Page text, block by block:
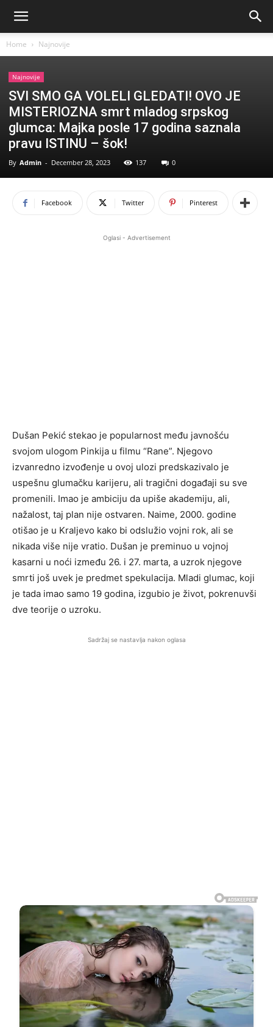
Home Najnovije
Najnovije
SVI SMO GA VOLELI GLEDATI! OVO JE
MISTERIOZNA smrt mladog srpskog
glumca: Majka posle 17 godina saznala
pravu ISTINU – šok!
By Admin - December 28, 2023 137 0
Facebook Twitter Pinterest
Oglasi - Advertisement
Dušan Pekić stekao je popularnost među javnošću
svojom ulogom Pinkija u filmu “Rane”. Njegovo
izvanredno izvođenje u ovoj ulozi predskazivalo je
uspešnu glumačku karijeru, ali tragični događaji su sve
promenili. Imao je ambiciju da upiše akademiju, ali,
nažalost, taj plan nije ostvaren. Naime, 2000. godine
otišao je u Kraljevo kako bi odslužio vojni rok, ali se
nikada više nije vratio. Dušan je preminuo u vojnoj
kasarni u noći između 26. i 27. marta, a uzrok njegove
smrti još uvek je predmet spekulacija. Mladi glumac, koji
je tada imao samo 19 godina, izgubio je život, pokrenuvši
dve teorije o uzroku.
Sadržaj se nastavlja nakon oglasa